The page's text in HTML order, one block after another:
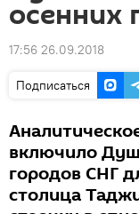
осенних
17:56 26.09.2018
Подписаться
включило
городов СНГ
столица